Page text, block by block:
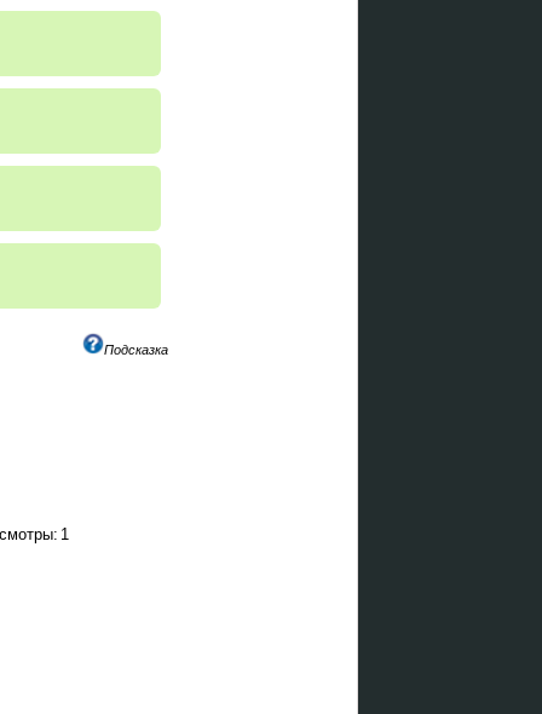
Подсказка
1